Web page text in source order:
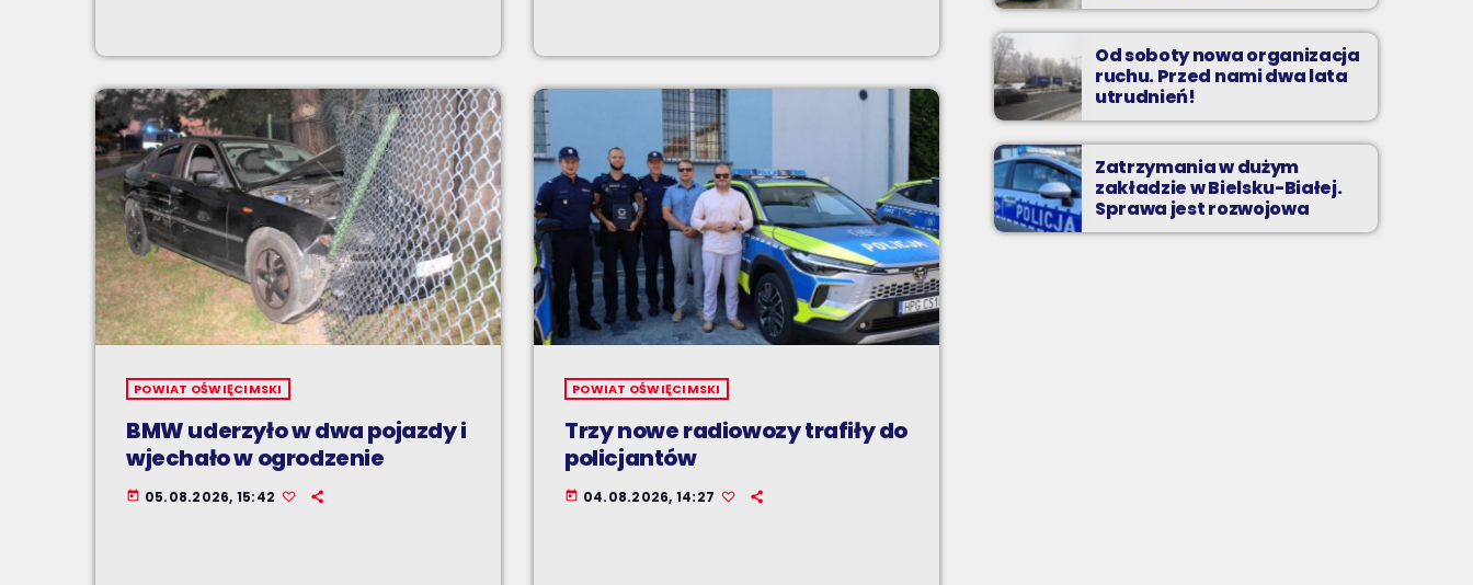
POWIAT OŚWIĘCIMSKI
BMW uderzyło w dwa pojazdy i
wjechało w ogrodzenie
today 05.08.2026, 15:42
POWIAT OŚWIĘCIMSKI
Trzy nowe radiowozy trafiły do
policjantów
today 04.08.2026, 14:27
Od soboty nowa organizacja
ruchu. Przed nami dwa lata
utrudnień!
Zatrzymania w dużym
zakładzie w Bielsku-Białej.
Sprawa jest rozwojowa